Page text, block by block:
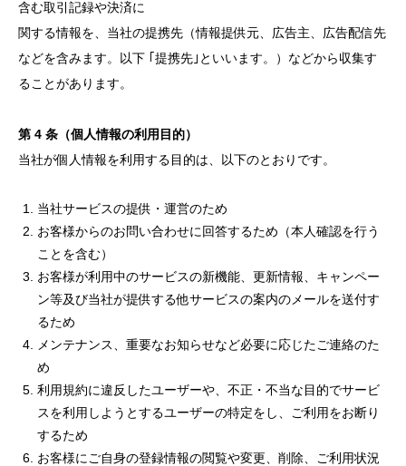
含む取引記録や決済に
関する情報を、当社の提携先（情報提供元、広告主、広告配信先
などを含みます。以下 ｢提携先｣といいます。）などから収集す
ることがあります。
第 4 条（個人情報の利用目的）
当社が個人情報を利用する目的は、以下のとおりです。
当社サービスの提供・運営のため
お客様からのお問い合わせに回答するため（本人確認を行う
ことを含む）
お客様が利用中のサービスの新機能、更新情報、キャンペー
ン等及び当社が提供する他サービスの案内のメールを送付す
るため
メンテナンス、重要なお知らせなど必要に応じたご連絡のた
め
利用規約に違反したユーザーや、不正・不当な目的でサービ
スを利用しようとするユーザーの特定をし、ご利用をお断り
するため
お客様にご自身の登録情報の閲覧や変更、削除、ご利用状況